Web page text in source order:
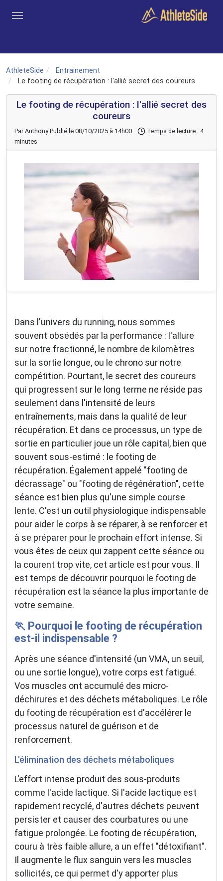
AthleteSide
Entrainement
Le footing de récupération : l'allié secret des coureurs
Le footing de récupération : l'allié secret des
coureurs
Par AnthonyPublié le 08/10/2025 à 14h00
Temps de lecture : 4
minutes
Dans l'univers du running, nous sommes
souvent obsédés par la performance : l'allure
sur notre fractionné, le nombre de kilomètres
sur la sortie longue, ou le chrono sur notre
compétition. Pourtant, le secret des coureurs
qui progressent sur le long terme ne réside pas
seulement dans l'intensité de leurs
entraînements, mais dans la qualité de leur
récupération. Et dans ce processus, un type de
sortie en particulier joue un rôle capital, bien que
souvent sous-estimé : le footing de
récupération. Également appelé "footing de
décrassage" ou "footing de régénération", cette
séance est bien plus qu'une simple course
lente. C'est un outil physiologique indispensable
pour aider le corps à se réparer, à se renforcer et
à se préparer pour le prochain effort intense. Si
vous êtes de ceux qui zappent cette séance ou
la courent trop vite, cet article est pour vous. Il
est temps de découvrir pourquoi le footing de
récupération est la séance la plus importante de
votre semaine.
🏃 Pourquoi le footing de récupération
est-il indispensable ?
Après une séance d'intensité (un VMA, un seuil,
ou une sortie longue), votre corps est fatigué.
Vos muscles ont accumulé des micro-
déchirures et des déchets métaboliques. Le rôle
du footing de récupération est d'accélérer le
processus naturel de guérison et de
renforcement.
L'élimination des déchets métaboliques
L'effort intense produit des sous-produits
comme l'acide lactique. Si l'acide lactique est
rapidement recyclé, d'autres déchets peuvent
persister et causer des courbatures ou une
fatigue prolongée. Le footing de récupération,
couru à très faible allure, a un effet "détoxifiant".
Il augmente le flux sanguin vers les muscles
sollicités, ce qui permet d'y apporter plus